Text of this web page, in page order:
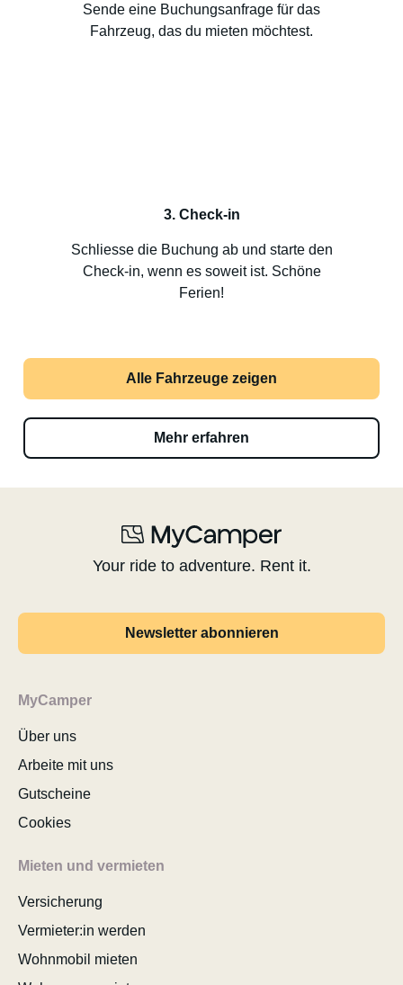
Sende eine Buchungsanfrage für das
Fahrzeug, das du mieten möchtest.
3. Check-in
Schliesse die Buchung ab und starte den
Check-in, wenn es soweit ist. Schöne
Ferien!
Alle Fahrzeuge zeigen
Mehr erfahren
Your ride to adventure. Rent it.
Newsletter abonnieren
MyCamper
Über uns
Arbeite mit uns
Gutscheine
Cookies
Mieten und vermieten
Versicherung
Vermieter:in werden
Wohnmobil mieten